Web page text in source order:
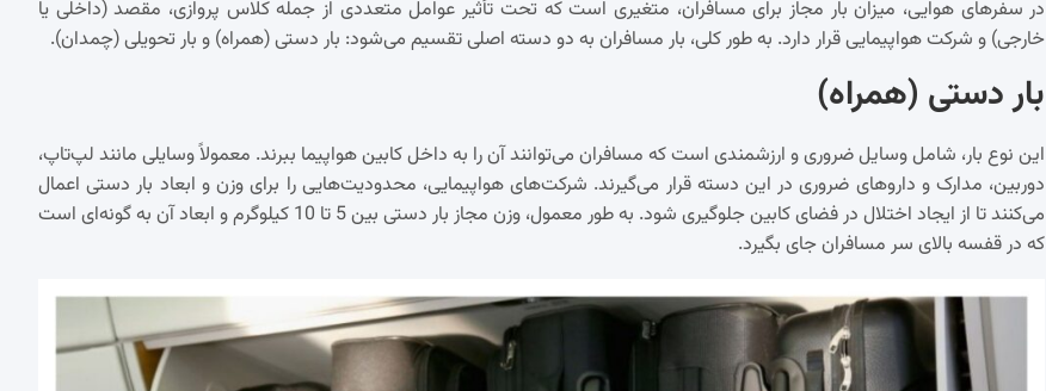
در سفرهای هوایی، میزان بار مجاز برای مسافران، متغیری است که تحت تأثیر عوامل متعددی از جمله کلاس پروازی، مقصد (داخلی یا
خارجی) و شرکت هواپیمایی قرار دارد. به طور کلی، بار مسافران به دو دسته اصلی تقسیم می‌شود: بار دستی (همراه) و بار تحویلی (چمدان).
بار دستی (همراه)
این نوع بار، شامل وسایل ضروری و ارزشمندی است که مسافران می‌توانند آن را به داخل کابین هواپیما ببرند. معمولاً وسایلی مانند لپ‌تاپ،
دوربین، مدارک و داروهای ضروری در این دسته قرار می‌گیرند. شرکت‌های هواپیمایی، محدودیت‌هایی را برای وزن و ابعاد بار دستی اعمال
می‌کنند تا از ایجاد اختلال در فضای کابین جلوگیری شود. به طور معمول، وزن مجاز بار دستی بین 5 تا 10 کیلوگرم و ابعاد آن به گونه‌ای است
که در قفسه بالای سر مسافران جای بگیرد.